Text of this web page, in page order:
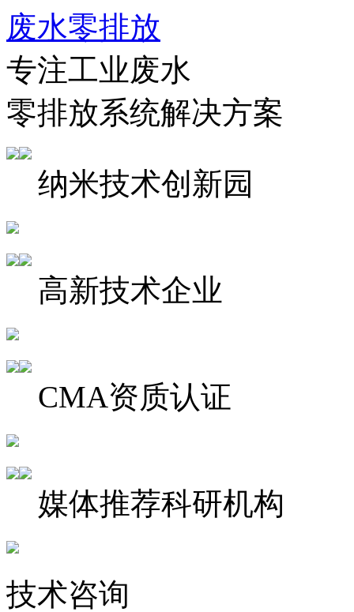
废水零排放
专注工业废水
零排放系统解决方案
纳米技术创新园
高新技术企业
CMA资质认证
媒体推荐科研机构
技术咨询